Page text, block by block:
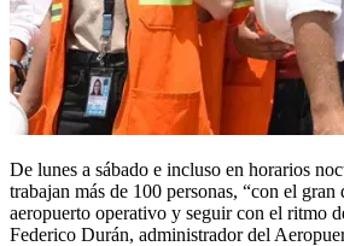
De lunes a sábado e incluso en horarios
trabajan más de 100 personas, “con el gran
aeropuerto operativo y seguir con el ritmo
Federico Durán, administrador del